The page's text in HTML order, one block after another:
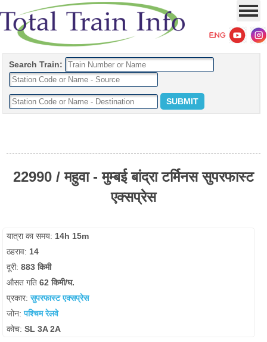
Search Train:
22990 / महुवा - मुम्बई बांद्रा टर्मिनस सुपरफास्ट
एक्सप्रेस
यात्रा का समय: 14h 15m
ठहराव: 14
दूरी:883 किमी
औसत गति62 किमी/घ.
प्रकार:सुपरफास्ट एक्सप्रेस
जोन:पश्चिम रेलवे
कोच:SL 3A 2A